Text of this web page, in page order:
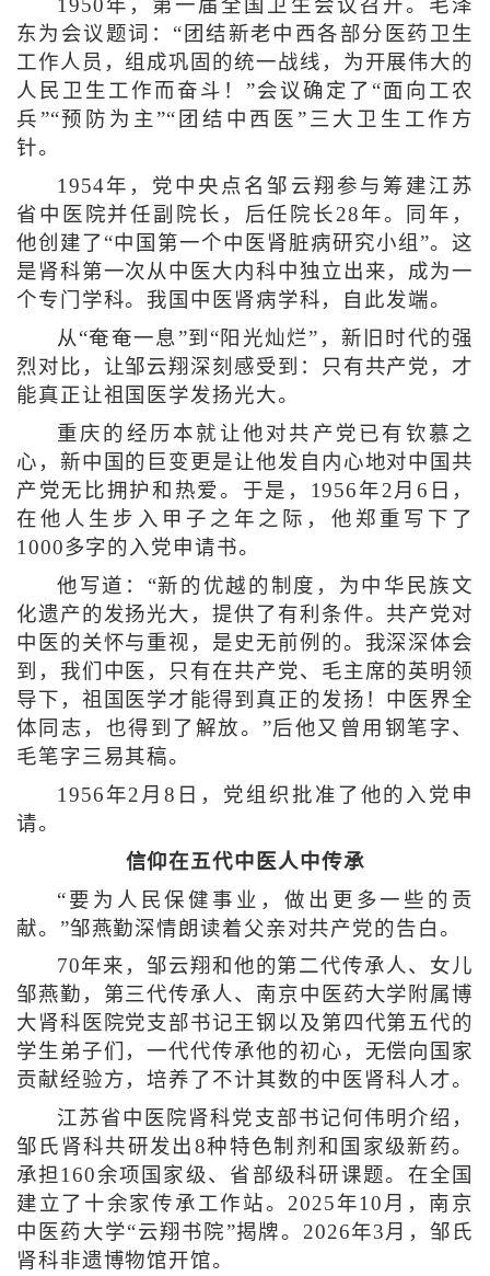
1950年，第一届全国卫生会议召开。毛泽
东为会议题词：“团结新老中西各部分医药卫生
工作人员，组成巩固的统一战线，为开展伟大的
人民卫生工作而奋斗！”会议确定了“面向工农
兵”“预防为主”“团结中西医”三大卫生工作方
针。
1954年，党中央点名邹云翔参与筹建江苏
省中医院并任副院长，后任院长28年。同年，
他创建了“中国第一个中医肾脏病研究小组”。这
是肾科第一次从中医大内科中独立出来，成为一
个专门学科。我国中医肾病学科，自此发端。
从“奄奄一息”到“阳光灿烂”，新旧时代的强
烈对比，让邹云翔深刻感受到：只有共产党，才
能真正让祖国医学发扬光大。
重庆的经历本就让他对共产党已有钦慕之
心，新中国的巨变更是让他发自内心地对中国共
产党无比拥护和热爱。于是，1956年2月6日，
在他人生步入甲子之年之际，他郑重写下了
1000多字的入党申请书。
他写道：“新的优越的制度，为中华民族文
化遗产的发扬光大，提供了有利条件。共产党对
中医的关怀与重视，是史无前例的。我深深体会
到，我们中医，只有在共产党、毛主席的英明领
导下，祖国医学才能得到真正的发扬！中医界全
体同志，也得到了解放。”后他又曾用钢笔字、
毛笔字三易其稿。
1956年2月8日，党组织批准了他的入党申
请。
信仰在五代中医人中传承
“要为人民保健事业，做出更多一些的贡
献。”邹燕勤深情朗读着父亲对共产党的告白。
70年来，邹云翔和他的第二代传承人、女儿
邹燕勤，第三代传承人、南京中医药大学附属博
大肾科医院党支部书记王钢以及第四代第五代的
学生弟子们，一代代传承他的初心，无偿向国家
贡献经验方，培养了不计其数的中医肾科人才。
江苏省中医院肾科党支部书记何伟明介绍，
邹氏肾科共研发出8种特色制剂和国家级新药。
承担160余项国家级、省部级科研课题。在全国
建立了十余家传承工作站。2025年10月，南京
中医药大学“云翔书院”揭牌。2026年3月，邹氏
肾科非遗博物馆开馆。